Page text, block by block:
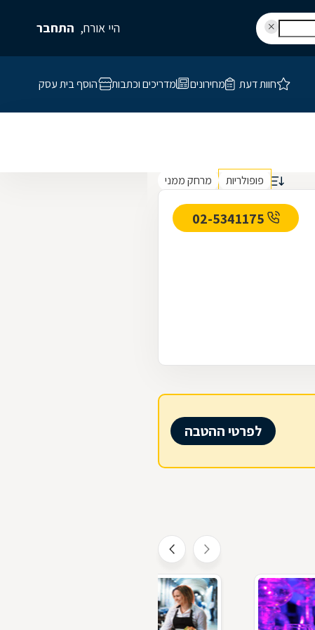
היי אורח, התחבר
חוות דעת מחירונים מדריכים וכתבות הוסף בית עסק
פופולריות מרחק ממני
לפרטי ההטבה